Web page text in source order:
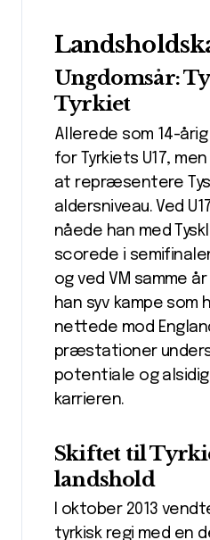
Ungdomsår:
Tyrkiet
Allerede som 14-
for Tyrkiets U17,
at repræsentere
aldersniveau. Ved
nåede han med
scorede i
og ved VM samme
han syv kampe som
nettede mod
præstationer
potentiale og
karrieren.
Skiftet til
landshold
I oktober 2013
tyrkisk regi med en